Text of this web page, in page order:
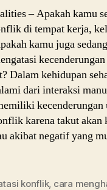
– Apakah kamu
di tempat kerja,
kamu juga
Dalam kehidupan
dari interaksi
kecenderungan
karena takut akan
akibat negatif yang
konflik, cara